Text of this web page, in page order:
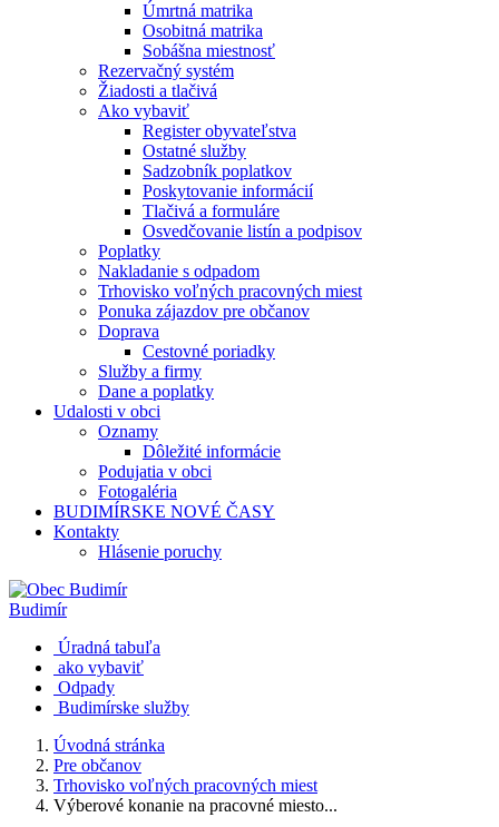
Úmrtná matrika
Osobitná matrika
Sobášna miestnosť
Rezervačný systém
Žiadosti a tlačivá
Ako vybaviť
Register obyvateľstva
Ostatné služby
Sadzobník poplatkov
Poskytovanie informácií
Tlačivá a formuláre
Osvedčovanie listín a podpisov
Poplatky
Nakladanie s odpadom
Trhovisko voľných pracovných miest
Ponuka zájazdov pre občanov
Doprava
Cestovné poriadky
Služby a firmy
Dane a poplatky
Udalosti v obci
Oznamy
Dôležité informácie
Podujatia v obci
Fotogaléria
BUDIMÍRSKE NOVÉ ČASY
Kontakty
Hlásenie poruchy
Budimír
Úradná tabuľa
ako vybaviť
Odpady
Budimírske služby
Úvodná stránka
Pre občanov
Trhovisko voľných pracovných miest
Výberové konanie na pracovné miesto...